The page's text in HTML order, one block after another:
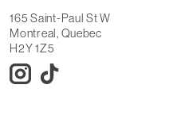
165 Saint-Paul St W
Montreal, Quebec
H2Y 1Z5